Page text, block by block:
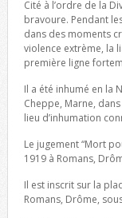
Cité à l’ordre de la
bravoure. Pendant
dans des moments
violence extrème, la
première ligne
Il a été inhumé en la
Cheppe, Marne,
lieu d’inhumation
Le jugement “Mort
1919 à Romans,
Il est inscrit sur la
Romans, Drôme,